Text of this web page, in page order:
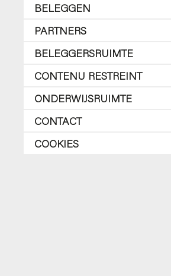
BELEGGEN
PARTNERS
BELEGGERSRUIMTE
CONTENU RESTREINT
ONDERWIJSRUIMTE
CONTACT
COOKIES